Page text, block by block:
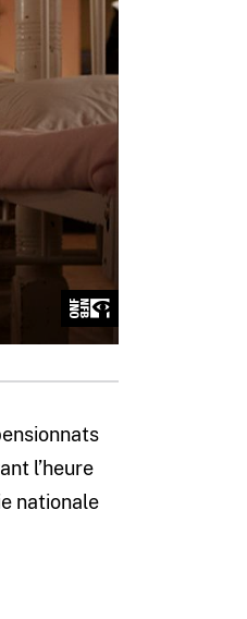
l’heure
nationale